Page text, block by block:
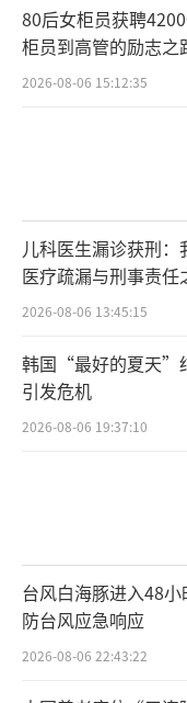
80后女柜员获聘
柜员到高管的励志之
2026-08-06 15:12:35
儿科医生漏诊获刑
医疗疏漏与刑事责任
2026-08-06 13:45:15
韩国“最好的夏天”
引发危机
2026-08-06 19:37:10
台风白海豚进入48
防台风应急响应
2026-08-06 22:43:22